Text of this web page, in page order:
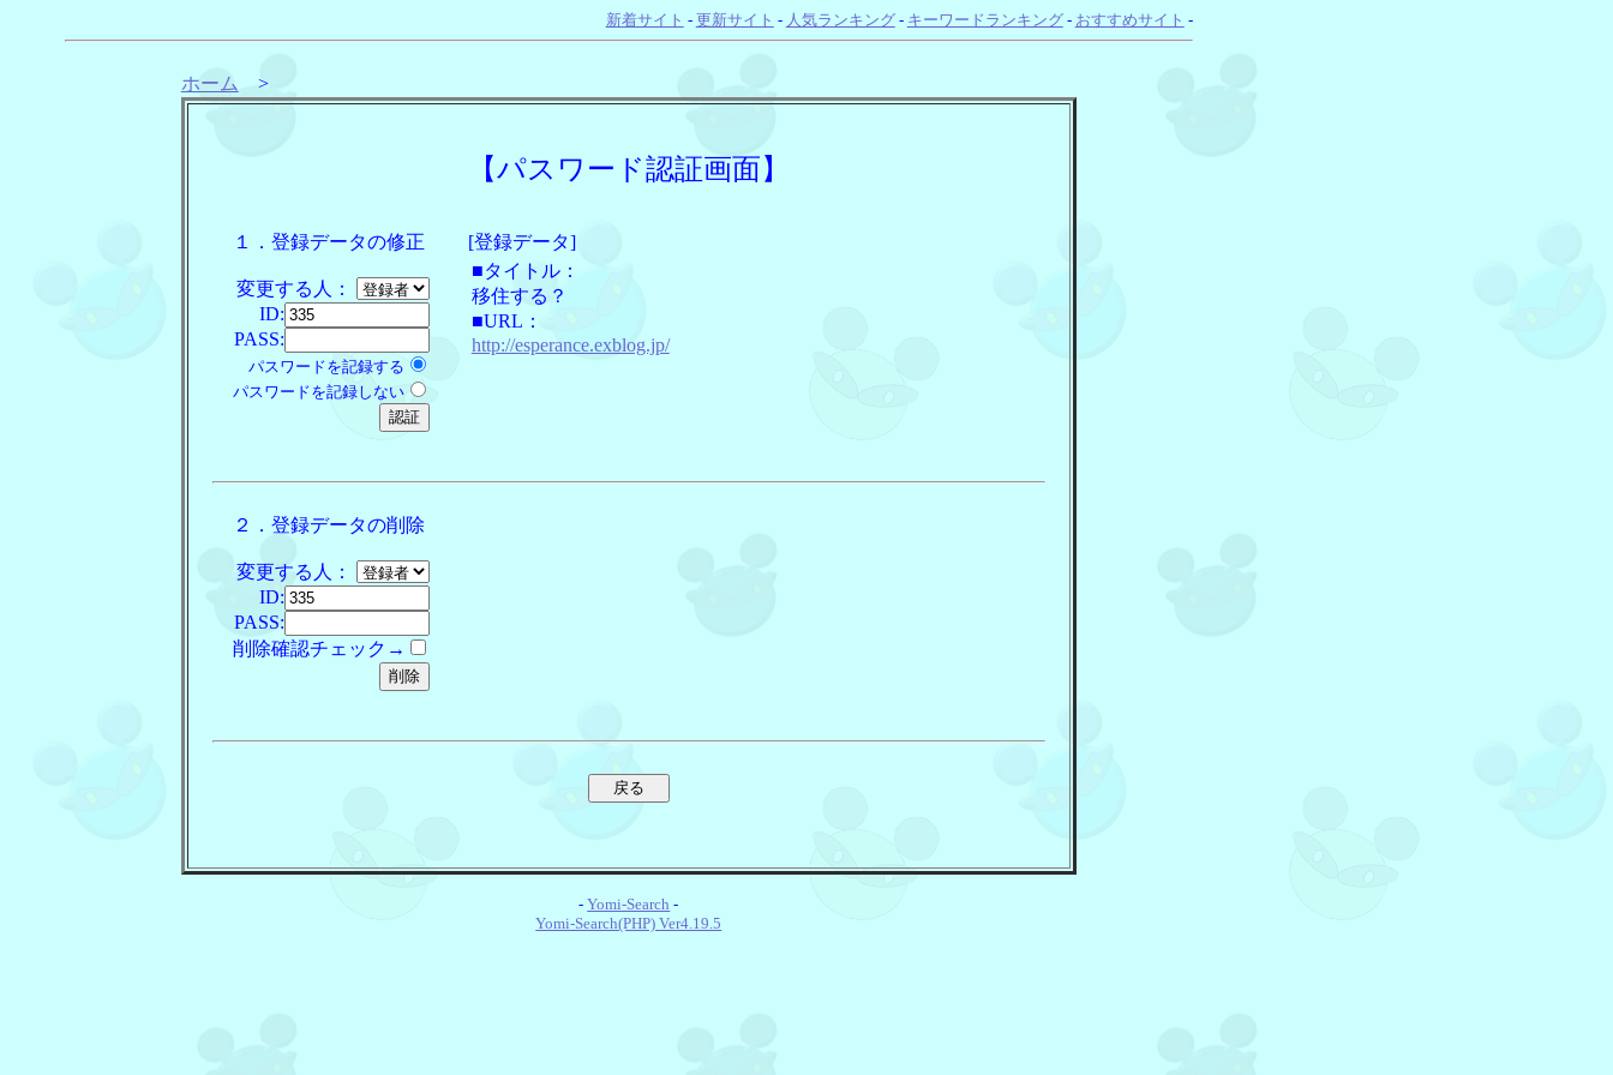
新着サイト - 更新サイト - 人気ランキング- キーワードランキング- おすすめサイト -
ホーム >
【パスワード認証画面】
１．登録データの修正
変更する人：
ID:
PASS:
パスワードを記録する
パスワードを記録しない
[登録データ]
■タイトル：
移住する？
■URL：
http://esperance.exblog.jp/
２．登録データの削除
変更する人：
ID:
PASS:
削除確認チェック→
-Yomi-Search -
Yomi-Search(PHP) Ver4.19.5